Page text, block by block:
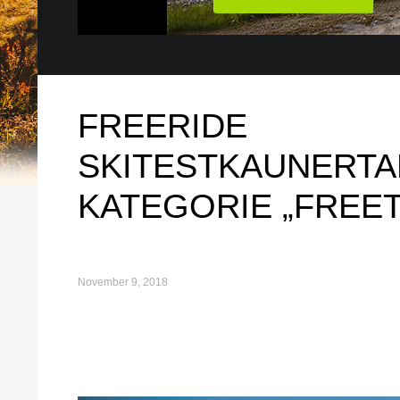
FREERIDE
KATEGORIE
November 9, 2018